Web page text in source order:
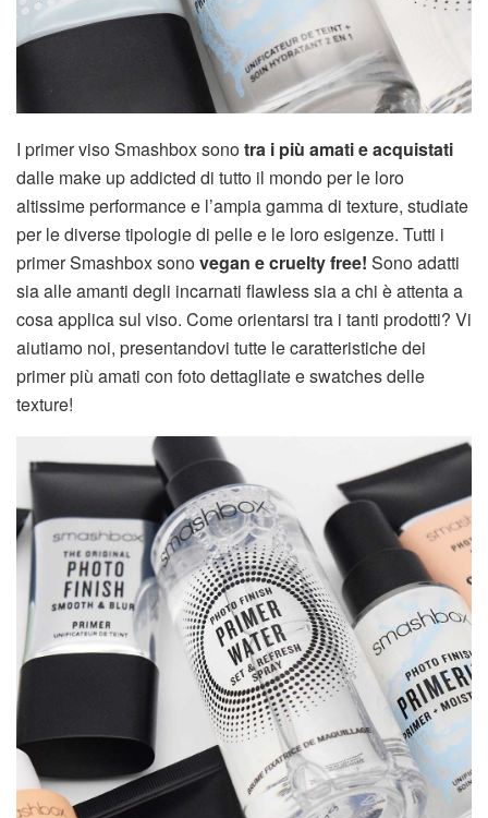
I primer viso Smashbox sonotra i più amati e acquistati
dalle make up addicted di tutto il mondo per le loro
altissime performance e l’ampia gamma di texture, studiate
per le diverse tipologie di pelle e le loro esigenze. Tutti i
primer Smashbox sonovegan e cruelty free! Sono adatti
sia alle amanti degli incarnati flawless sia a chi è attenta a
cosa applica sul viso. Come orientarsi tra i tanti prodotti? Vi
aiutiamo noi, presentandovi tutte le caratteristiche dei
primer più amati con foto dettagliate e swatches delle
texture!